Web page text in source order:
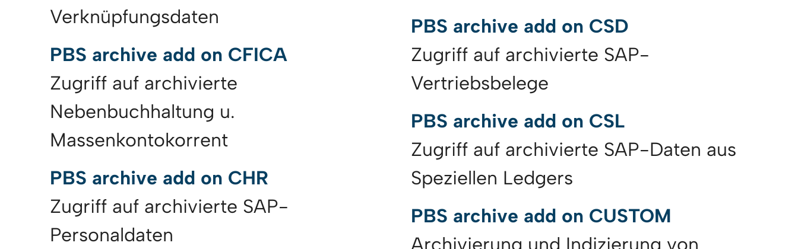
Verknüpfungsdaten
PBS archive add on CFICA
Zugriff auf archivierte
Nebenbuchhaltung u.
Massenkontokorrent
PBS archive add on CHR
Zugriff auf archivierte SAP-
Personaldaten
PBS archive add on CSD
Zugriff auf archivierte SAP-
Vertriebsbelege
PBS archive add on CSL
Zugriff auf archivierte SAP-Daten aus
Speziellen Ledgers
PBS archive add on CUSTOM
Archivierung und Indizierung von